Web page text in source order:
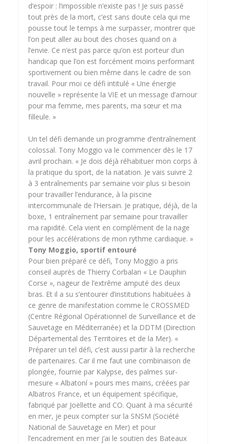
d’espoir : l’impossible n’existe pas ! Je suis passé
tout près de la mort, c’est sans doute cela qui me
pousse tout le temps à me surpasser, montrer que
l’on peut aller au bout des choses quand on a
l’envie. Ce n’est pas parce qu’on est porteur d’un
handicap que l’on est forcément moins performant
sportivement ou bien même dans le cadre de son
travail. Pour moi ce défi intitulé « Une énergie
nouvelle » représente la VIE et un message d’amour
pour ma femme, mes parents, ma sœur et ma
filleule. »
Un tel défi demande un programme d’entraînement
colossal. Tony Moggio va le commencer dès le 17
avril prochain. « Je dois déjà réhabituer mon corps à
la pratique du sport, de la natation. Je vais suivre 2
à 3 entraînements par semaine voir plus si besoin
pour travailler l’endurance, à la piscine
intercommunale de l’Hersain. Je pratique, déjà, de la
boxe, 1 entraînement par semaine pour travailler
ma rapidité. Cela vient en complément de la nage
pour les accélérations de mon rythme cardiaque. »
Tony Moggio, sportif entouré
Pour bien préparé ce défi, Tony Moggio a pris
conseil auprès de Thierry Corbalan « Le Dauphin
Corse », nageur de l’extrême amputé des deux
bras. Et il a su s’entourer d’institutions habituées à
ce genre de manifestation comme le CROSSMED
(Centre Régional Opérationnel de Surveillance et de
Sauvetage en Méditerranée) et la DDTM (Direction
Départemental des Territoires et de la Mer). «
Préparer un tel défi, c’est aussi partir à la recherche
de partenaires. Car il me faut une combinaison de
plongée, fournie par Kalypse, des palmes sur-
mesure « Albatoní » pours mes mains, créées par
Albatros France, et un équipement spécifique,
fabriqué par Joëllette and CO. Quant à ma sécurité
en mer, je peux compter sur la SNSM (Société
National de Sauvetage en Mer) et pour
l’encadrement en mer j’ai le soutien des Bateaux